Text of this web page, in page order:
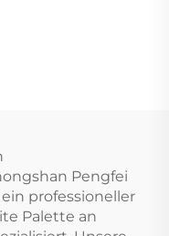
Pengfei
professioneller
Palette an